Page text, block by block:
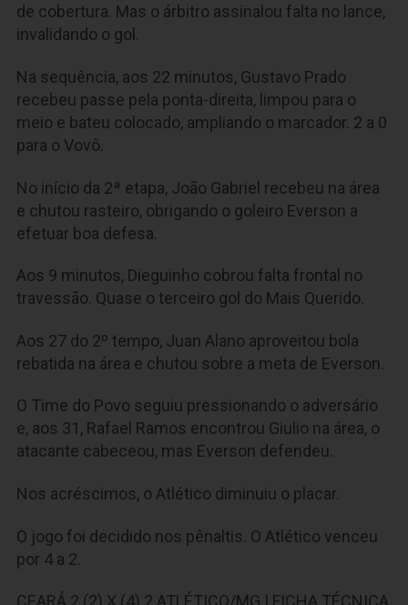
de cobertura. Mas o árbitro assinalou falta no lance,
invalidando o gol.
Na sequência, aos 22 minutos, Gustavo Prado
recebeu passe pela ponta-direita, limpou para o
meio e bateu colocado, ampliando o marcador. 2 a 0
para o Vovô.
No início da 2ª etapa, João Gabriel recebeu na área
e chutou rasteiro, obrigando o goleiro Everson a
efetuar boa defesa.
Aos 9 minutos, Dieguinho cobrou falta frontal no
travessão. Quase o terceiro gol do Mais Querido.
Aos 27 do 2º tempo, Juan Alano aproveitou bola
rebatida na área e chutou sobre a meta de Everson.
O Time do Povo seguiu pressionando o adversário
e, aos 31, Rafael Ramos encontrou Giulio na área, o
atacante cabeceou, mas Everson defendeu.
Nos acréscimos, o Atlético diminuiu o placar.
O jogo foi decidido nos pênaltis. O Atlético venceu
por 4 a 2.
CEARÁ 2 (2) X (4) 2 ATLÉTICO/MG | FICHA TÉCNICA